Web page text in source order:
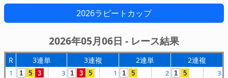
2026ラピートカップ
2026年05月06日 - レース結果
R 3連単 3連複 2連単 2連複
1 1 5 3 3 1 3 5 1 1 5 2 1 5
3